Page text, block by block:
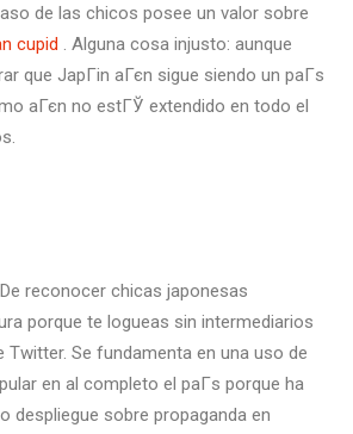
de las chicos posee un valor sobre
cupid
. Alguna cosa injusto: aunque
que JapГіn aГєn sigue siendo un paГ­s
aГєn no estГЎ extendido en todo el
reconocer chicas japonesas
porque te logueas sin intermediarios
Se fundamenta en una uso de
en al completo el paГ­s porque ha
despliegue sobre propaganda en